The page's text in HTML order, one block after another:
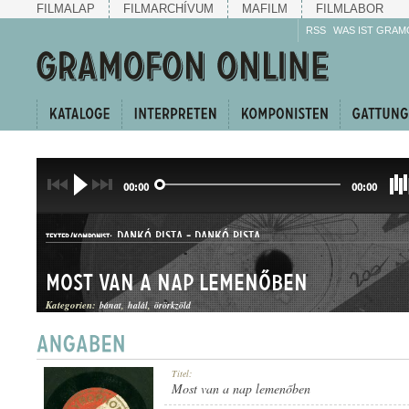
FILMALAP FILMARCHÍVUM MAFILM FILMLABOR
RSS WAS IST
00:00 00:00
TEXTER/KOMPONIST: DANKÓ PISTA - DANKÓ PISTA
HALLGATÓ
Most van a nap lemenőben
Kategorien: bánat halál örörkzöld
Titel:
Most van a nap lemenőben